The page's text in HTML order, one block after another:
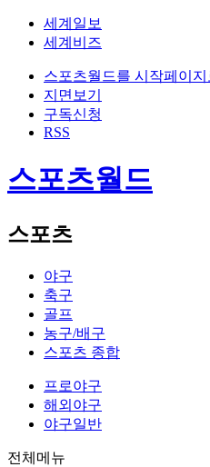
세계일보
세계비즈
스포츠월드를 시작페이지
지면보기
구독신청
RSS
스포츠월드
스포츠
야구
축구
골프
농구/배구
스포츠 종합
프로야구
해외야구
야구일반
전체메뉴